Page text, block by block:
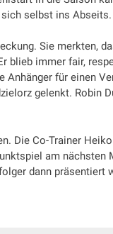
selbst ins Abseits.
Sie merkten,
blieb immer fair,
Anhänger für einen
gelenkt. Robin
Die Co-Trainer
am nächsten
dann präsentiert